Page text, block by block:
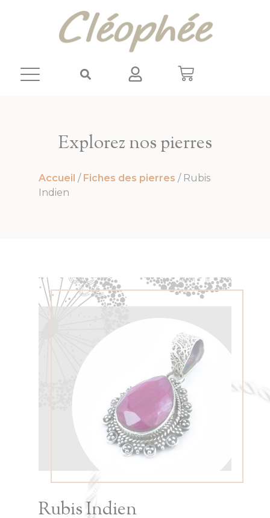
Explorez nos pierres
Accueil / Fiches des pierres / Rubis
Indien
Rubis Indien